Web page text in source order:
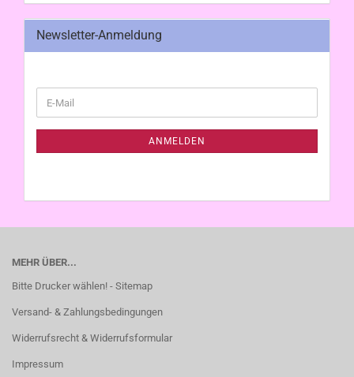
Newsletter-Anmeldung
ZUR
E-
Mail
ANMELDEN
MEHR ÜBER...
Bitte Drucker wählen! - Sitemap
Versand- & Zahlungsbedingungen
Widerrufsrecht & Widerrufsformular
Impressum